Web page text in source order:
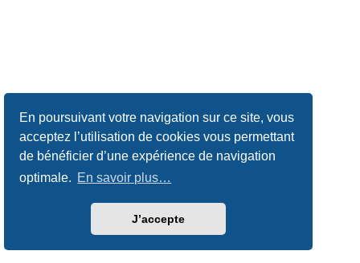
En poursuivant votre navigation sur ce site, vous
acceptez l’utilisation de cookies vous permettant
de bénéficier d’une expérience de navigation
optimale. En savoir plus…
J’accepte